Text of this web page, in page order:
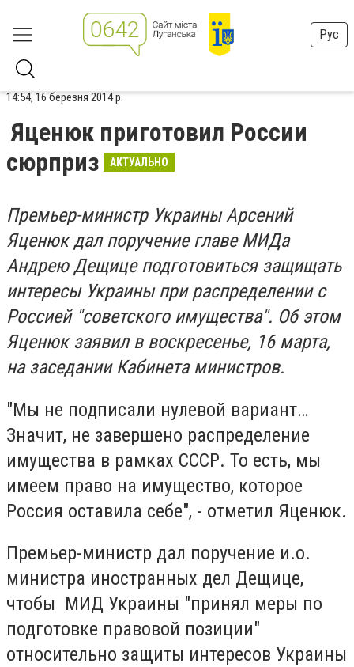
Рус
14:54, 16 березня 2014 р.
Яценюк приготовил России
сюрприз
АКТУАЛЬНО
Премьер-министр Украины Арсений
Яценюк дал поручение главе МИДа
Андрею Дещице подготовиться защищать
интересы Украины при распределении с
Россией "советского имущества". Об этом
Яценюк заявил в воскресенье, 16 марта,
на заседании Кабинета министров.
"Мы не подписали нулевой вариант…
Значит, не завершено распределение
имущества в рамках СССР. То есть, мы
имеем право на имущество, которое
Россия оставила себе", - отметил Яценюк.
Премьер-министр дал поручение и.о.
министра иностранных дел Дещице,
чтобы МИД Украины "принял меры по
подготовке правовой позиции"
относительно защиты интересов Украины